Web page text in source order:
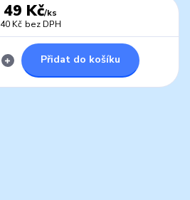
49 Kč/ks
40 Kč bez DPH
Přidat do košíku